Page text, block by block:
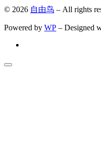
© 2026 自由鸟 – All rights
Powered by WP – Designed